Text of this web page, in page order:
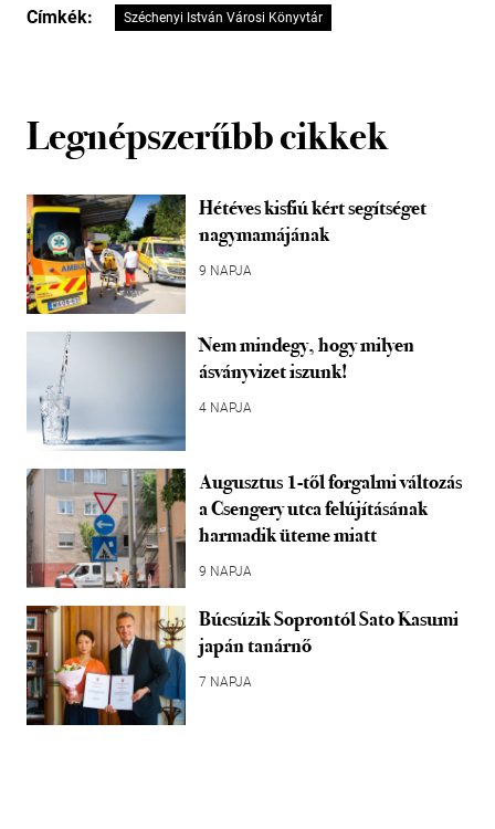
Címkék: Széchenyi István Városi Könyvtár
Legnépszerűbb cikkek
Hétéves kisfiú kért segítséget
nagymamájának
9 NAPJA
Nem mindegy, hogy milyen
ásványvizet iszunk!
4 NAPJA
Augusztus 1-től forgalmi változás
a Csengery utca felújításának
harmadik üteme miatt
9 NAPJA
Búcsúzik Soprontól Sato Kasumi
japán tanárnő
7 NAPJA